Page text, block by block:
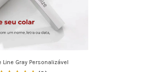
Line Gray Personalizável